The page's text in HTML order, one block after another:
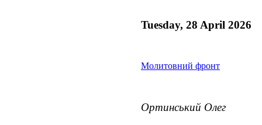
Tuesday, 28 April 2026
Молитовний фронт
Ортинський Олег